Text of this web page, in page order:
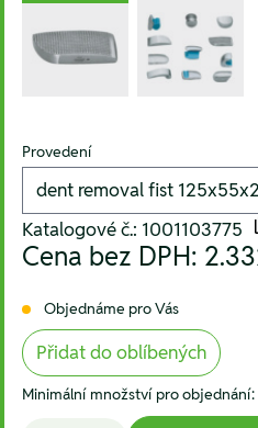
Provedení
Katalogové č.: 1001103775
Cena bez DPH:
Objednáme pro Vás
Přidat do oblíbených
Minimální množství pro objednání: